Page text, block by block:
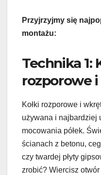
Przyjrzyjmy się
montażu:
Technika 1:
rozporowe
Kołki rozporowe i
używana i najbardziej
mocowania półek.
ścianach z betonu,
czy twardej płyty
zrobić? Wiercisz